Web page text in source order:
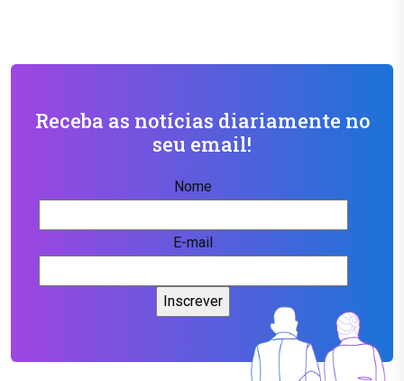
Receba as notícias diariamente no
seu email!
Nome
E-mail